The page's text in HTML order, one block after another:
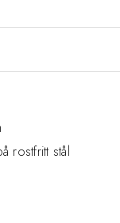
rostfritt stål